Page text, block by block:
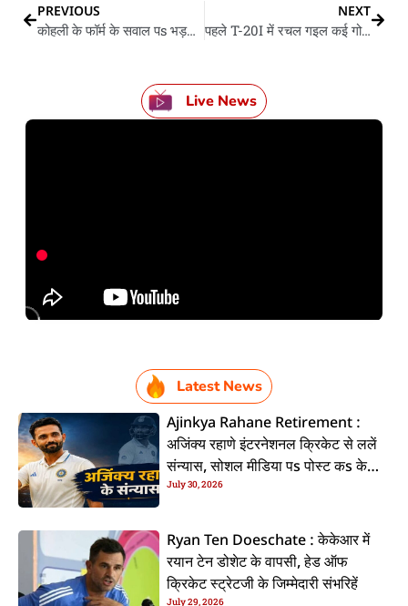
PREVIOUS
कोहली के फॉर्म के सवाल पs भड़कले कप्तान रोहित शर्मा
NEXT
पहले T-20I में रचल गइल कई गो इतिहास
Live News
Latest News
Ajinkya Rahane Retirement :
अजिंक्य रहाणे इंटरनेशनल क्रिकेट से ललें
संन्यास, सोशल मीडिया पs पोस्ट कs के
कइलें एलान
July 30, 2026
Ryan Ten Doeschate : केकेआर में
रयान टेन डोशेट के वापसी, हेड ऑफ
क्रिकेट स्ट्रेटजी के जिम्मेदारी संभरिहें
July 29, 2026